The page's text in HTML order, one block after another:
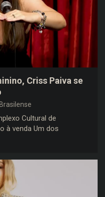
Criss Paiva se
Cultural de
à venda Um dos